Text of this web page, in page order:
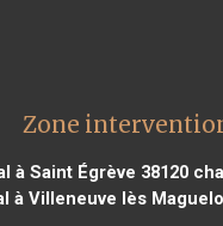
Zone
à Saint Égrève 38120
à Villeneuve lès